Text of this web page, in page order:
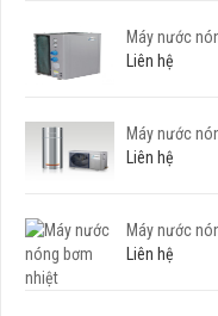
Máy nước
Liên hệ
Máy nước
Liên hệ
Máy nước
Liên hệ